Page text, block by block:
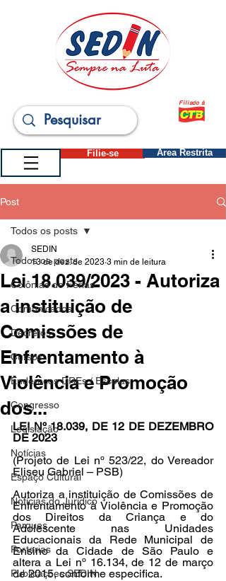
Filiado à
Filie-se Área Restrita
Post
Todos os posts
Colônias de Férias
Comunicados
Decretos
Cursos
Endereços DREs / Escolas
Congresso
Legislação
Notícias
Espaço Cultural
Notícias do Jurídico
Parques
Portarias
Publicações SEDIN
Todos os posts
Lei 18.039/2023 - Autoriza
a instituição de
Comissões de
Enfrentamento à
Violência e Promoção
dos...
SEDIN
13 de dez. de 2023 3 min de leitura
LEI Nº 18.039, DE 12 DE DEZEMBRO
DE 2023
(Projeto de Lei nº 523/22, do Vereador
Eliseu Gabriel – PSB)
Autoriza a instituição de Comissões de
Enfrentamento à Violência e Promoção
dos Direitos da Criança e do
Adolescente nas Unidades
Educacionais da Rede Municipal de
Ensino da Cidade de São Paulo e
altera a Lei nº 16.134, de 12 de março
de 2015, conforme especifica.